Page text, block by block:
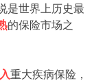
是世界上历史最
的保险市场之
重大疾病保险，